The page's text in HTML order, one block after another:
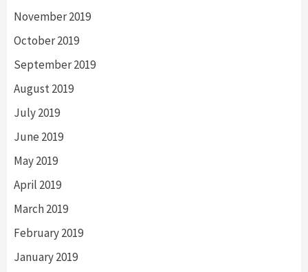
November 2019
October 2019
September 2019
August 2019
July 2019
June 2019
May 2019
April 2019
March 2019
February 2019
January 2019